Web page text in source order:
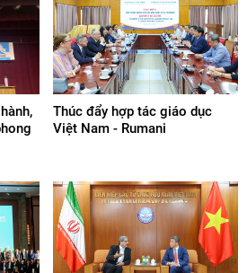
Thúc đẩy hợp tác giáo dục
Việt Nam - Rumani